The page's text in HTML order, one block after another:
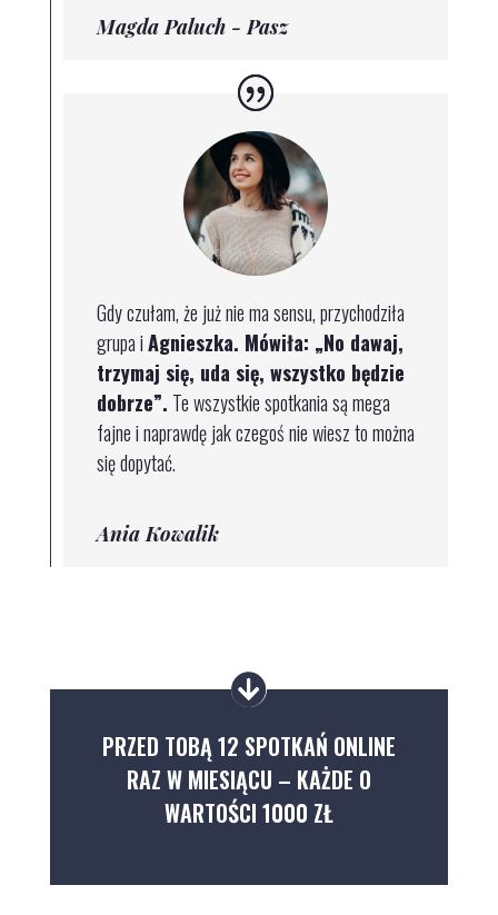
Magda Paluch - Pasz
Gdy czułam, że już nie ma sensu, przychodziła
grupa iAgnieszka. Mówiła: „No dawaj,
trzymaj się, uda się, wszystko będzie
dobrze”. Te wszystkie spotkania są mega
fajne i naprawdę jak czegoś nie wiesz to można
się dopytać.
Ania Kowalik
PRZED TOBĄ 12 SPOTKAŃ ONLINE
RAZ W MIESIĄCU – KAŻDE O
WARTOŚCI 1000 ZŁ